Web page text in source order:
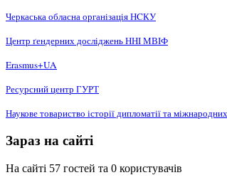
Черкаська обласна організація НCКУ
Центр ґендерних досліджень ННІ МВІФ
Erasmus+UA
Ресурсний центр ГУРТ
Наукове товариство історії дипломатії та
Зараз на сайті
На сайті 57 гостей та 0 користувачів